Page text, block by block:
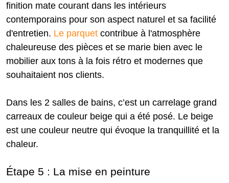
finition mate courant dans les intérieurs
contemporains pour son aspect naturel et sa facilité
d'entretien. Le parquet contribue à l'atmosphère
chaleureuse des pièces et se marie bien avec le
mobilier aux tons à la fois rétro et modernes que
souhaitaient nos clients.
Dans les 2 salles de bains, c’est un carrelage grand
carreaux de couleur beige qui a été posé. Le beige
est une couleur neutre qui évoque la tranquillité et la
chaleur.
Étape 5 : La mise en peinture